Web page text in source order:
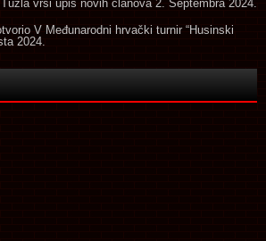
Tuzla vrši upis novih članova 2. Septembra 2024.
V Međunarodni hrvački turnir “Husinski
2024.